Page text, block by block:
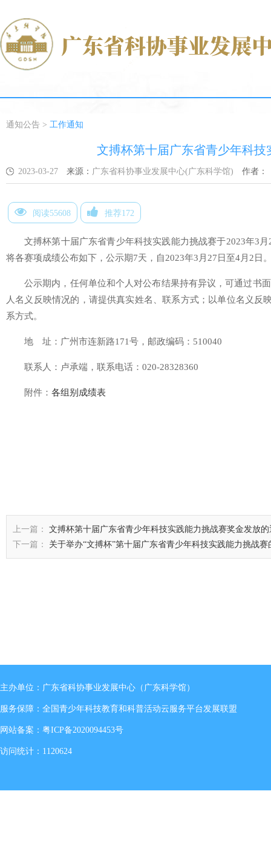
通知公告 > 工作通知
文搏杯第十届广东省青少年科
2023-03-27 来源： 广东省科协事业发展中心(广东科学馆) 作者：
阅读55608 推荐172
文搏杯第十届广东省青少年科技实践能力挑战赛于2023年3
将各赛项成绩公布如下，公示期7天，自2023年3月27日至4月2日
公示期内，任何单位和个人对公布结果持有异议，可通过书
人名义反映情况的，请提供真实姓名、联系方式；以单位名义
系方式。
地 址：广州市连新路171号，邮政编码：510040
联系人：卢承端，联系电话：020-28328360
附件： 各组别成绩表
上一篇：
文搏杯第十届广东省青少年科技实践能力挑战赛奖金发放的
下一篇：
关于举办“文搏杯”第十届广东省青少年科技实践能力挑战赛
主办单位：广东省科协事业发展中心（广东科学馆）
服务保障：全国青少年科技教育和科普活动云服务平台发展联盟
网站备案： 粤ICP备2020094453号
访问统计：1120624